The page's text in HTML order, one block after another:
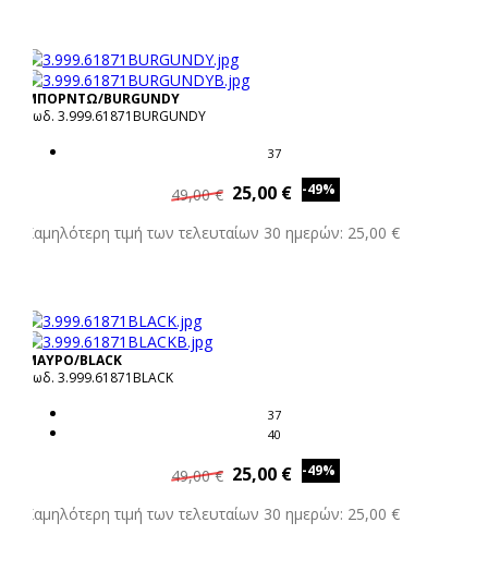
ΜΠΟΡΝΤΩ/BURGUNDY
Κωδ. 3.999.61871BURGUNDY
37
49,00 € 25,00 € -49%
Χαμηλότερη τιμή των τελευταίων 30 ημερών: 25,00 €
ΜΑΥΡΟ/BLACK
Κωδ. 3.999.61871BLACK
37
40
49,00 € 25,00 € -49%
Χαμηλότερη τιμή των τελευταίων 30 ημερών: 25,00 €